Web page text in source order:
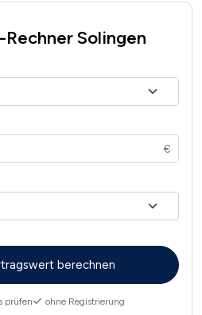
Solingen
prüfen ohne Registrierung